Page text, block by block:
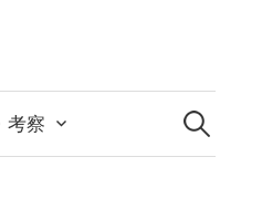
考察
検
索: